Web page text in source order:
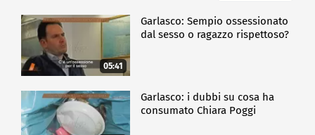
05:41
Garlasco: Sempio ossessionato
dal sesso o ragazzo rispettoso?
Garlasco: i dubbi su cosa ha
consumato Chiara Poggi